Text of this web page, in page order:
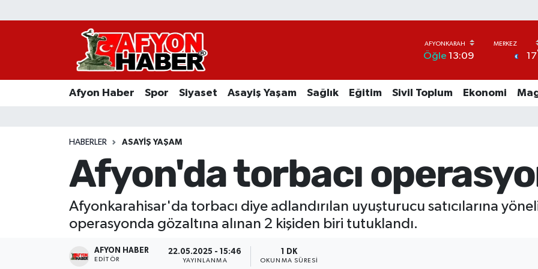
Öğle 13:09 17
Afyon Haber Spor Siyaset Asayiş Yaşam Sağlık Eğitim Sivil Toplum Ekonomi
HABERLER ASAYIŞ YAŞAM
Afyon'da torbacı
Afyonkarahisar'da torbacı diye adlandırılan uyuşturucu satıcılarına
operasyonda gözaltına alınan 2 kişiden biri tutuklandı.
AFYON HABER
EDITÖR
22.05.2025 - 15:46
YAYINLANMA
1 DK
OKUNMA SÜRESI
Afyon Haber
Asayiş Yaşam
Sivil Toplum
Ekonomi